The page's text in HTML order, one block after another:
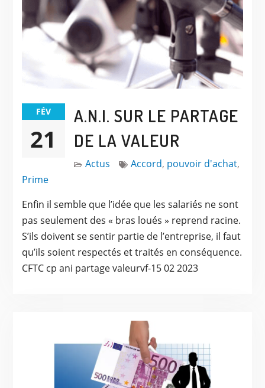
FÉV
21
A.N.I. SUR LE PARTAGE
DE LA VALEUR
Actus Accord, pouvoir d'achat,
Prime
Enfin il semble que l’idée que les salariés ne sont
pas seulement des « bras loués » reprend racine.
S’ils doivent se sentir partie de l’entreprise, il faut
qu’ils soient respectés et traités en conséquence.
CFTC cp ani partage valeurvf-15 02 2023